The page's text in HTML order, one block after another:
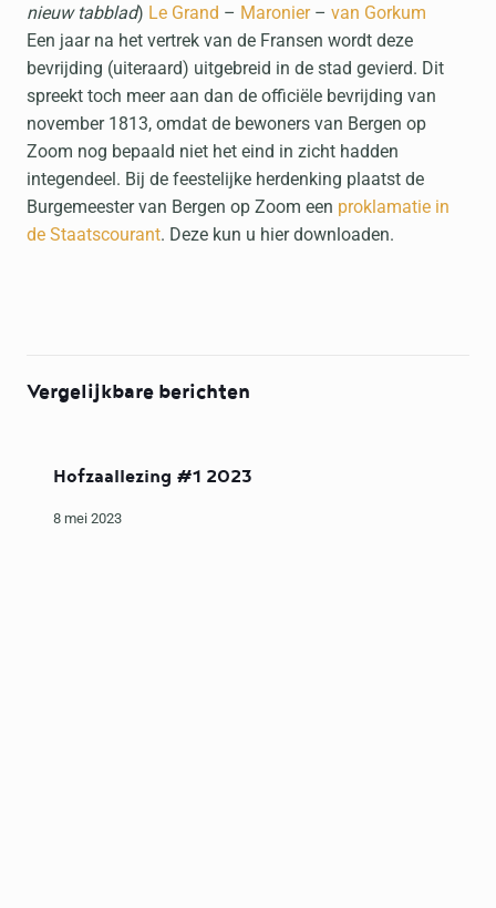
nieuw tabblad) Le Grand – Maronier – van Gorkum
Een jaar na het vertrek van de Fransen wordt deze
bevrijding (uiteraard) uitgebreid in de stad gevierd. Dit
spreekt toch meer aan dan de officiële bevrijding van
november 1813, omdat de bewoners van Bergen op
Zoom nog bepaald niet het eind in zicht hadden
integendeel. Bij de feestelijke herdenking plaatst de
Burgemeester van Bergen op Zoom een proklamatie in
de Staatscourant. Deze kun u hier downloaden.
Vergelijkbare berichten
Hofzaallezing #1 2023
8 mei 2023